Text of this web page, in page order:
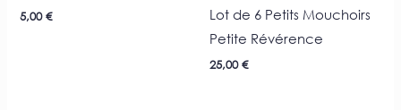
5,00€
Lot de 6 Petits Mouchoirs
Petite Révérence
25,00€